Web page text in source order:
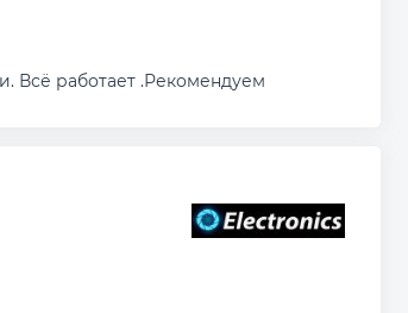
Всё работает .Рекомендуем